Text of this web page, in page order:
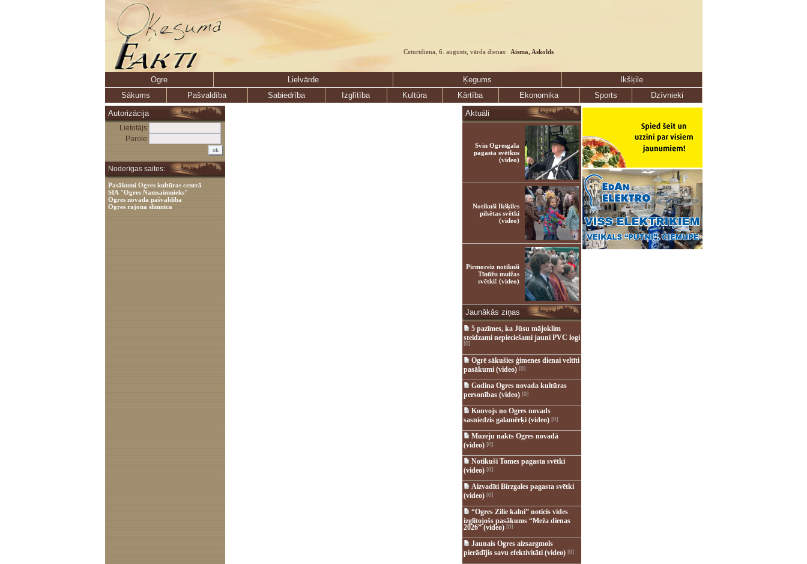
Ceturtdiena, 6. augusts, vārda dienas: Aisma, Askolds
Ogre Lielvārde Ķegums
Ikšķile
Sākums
Pašvaldība Sabiedrība Izglītība Kultūra Kārtība Ekonomika Sports
Dzīvnieki
Autorizācija
Lietotājs:
Parole:
Noderīgas saites:
Pasākumi Ogres kultūras centrā
SIA "Ogres Namsaimnieks"
Ogres novada pašvaldība
Ogres rajona slimnīca
Aktuāli
Svin Ogresgala
pagasta svētkus
(video)
Notikuši Ikšķiles
pilsētas svētki
(video)
Pirmoreiz notikuši
Tīnūžu muižas
svētki! (video)
Jaunākās ziņas
5 pazīmes, ka Jūsu mājoklim
steidzami nepieciešami jauni PVC logi
[0]
Ogrē sākušies ģimenes dienai veltīti
pasākumi (video)[0]
Godina Ogres novada kultūras
personības (video)[0]
Konvojs no Ogres novads
sasniedzis galamērķi (video)[0]
Muzeju nakts Ogres novadā
(video)[0]
Notikuši Tomes pagasta svētki
(video)[0]
Aizvadīti Birzgales pagasta svētki
(video)[0]
“Ogres Zilie kalni” noticis vides
izglītojošs pasākums “Meža dienas
2026” (video)[0]
Jaunais Ogres aizsargmols
pierādījis savu efektivitāti (video)[0]